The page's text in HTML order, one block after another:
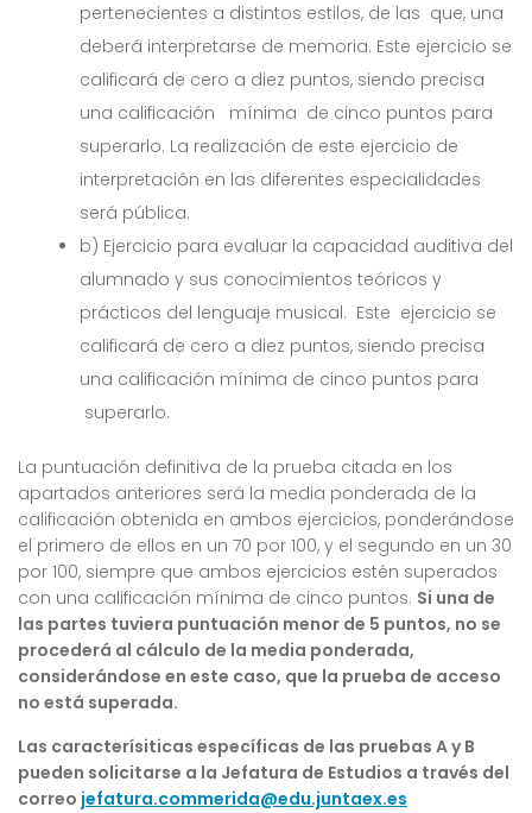
pertenecientes a distintos estilos, de las que, una
deberá interpretarse de memoria. Este ejercicio se
calificará de cero a diez puntos, siendo precisa
una calificación mínima de cinco puntos para
superarlo. La realización de este ejercicio de
interpretación en las diferentes especialidades
será pública.
b) Ejercicio para evaluar la capacidad auditiva del
alumnado y sus conocimientos teóricos y
prácticos del lenguaje musical. Este ejercicio se
calificará de cero a diez puntos, siendo precisa
una calificación mínima de cinco puntos para
superarlo.
La puntuación definitiva de la prueba citada en los
apartados anteriores será la media ponderada de la
calificación obtenida en ambos ejercicios, ponderándose
el primero de ellos en un 70 por 100, y el segundo en un 30
por 100, siempre que ambos ejercicios estén superados
con una calificación mínima de cinco puntos. Si una de
las partes tuviera puntuación menor de 5 puntos, no se
procederá al cálculo de la media ponderada,
considerándose en este caso, que la prueba de acceso
no está superada.
Las caracterísiticas específicas de las pruebas A y B
pueden solicitarse a la Jefatura de Estudios a través del
correo jefatura.commerida@edu.juntaex.es